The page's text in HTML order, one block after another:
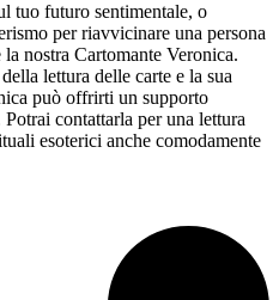
tuo futuro sentimentale, o
per riavvicinare una persona
nostra Cartomante Veronica.
lettura delle carte e la sua
può offrirti un supporto
contattarla per una lettura
esoterici anche comodamente